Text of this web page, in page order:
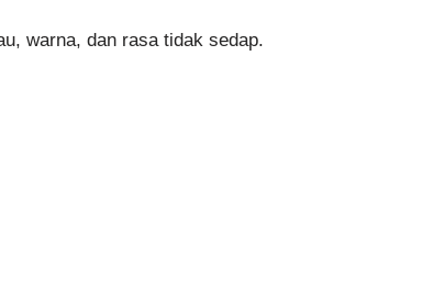
warna, dan rasa tidak sedap.